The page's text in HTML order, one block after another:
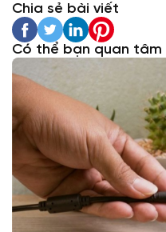
Chia sẻ bài viết
Có thể bạn quan tâm